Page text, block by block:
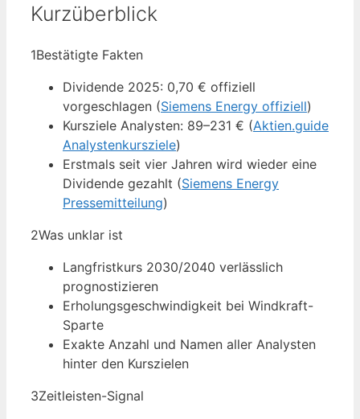
Kurzüberblick
1Bestätigte Fakten
Dividende 2025: 0,70 € offiziell
vorgeschlagen (Siemens Energy offiziell)
Kursziele Analysten: 89–231 € (Aktien.guide
Analystenkursziele)
Erstmals seit vier Jahren wird wieder eine
Dividende gezahlt (Siemens Energy
Pressemitteilung)
2Was unklar ist
Langfristkurs 2030/2040 verlässlich
prognostizieren
Erholungsgeschwindigkeit bei Windkraft-
Sparte
Exakte Anzahl und Namen aller Analysten
hinter den Kurszielen
3Zeitleisten-Signal